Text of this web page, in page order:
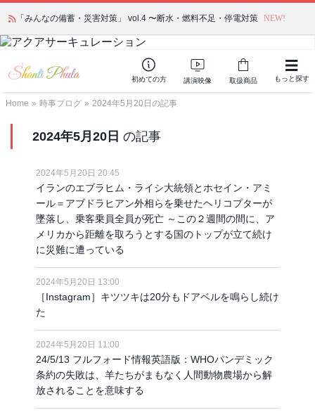
「みんなの備蓄・災害対策」 vol.4 〜断水・燃料不足・停電対策 NEW!
初めての方 講演映像 取扱商品 もっと探す
Home » 時事ブログ » 2024年5月20日の記事
2024年5月20日 の記事
2024年5月20日 20:45
イランのエブラヒム・ライシ大統領とホセイン・アミ
ール＝アブドラヒアン外相らを乗せたヘリコプターが
墜落し、乗客乗員全員が死亡 ～この２週間の間に、ア
メリカから距離を取ろうとする国のトップが立て続け
に災難に遭っている
2024年5月20日 13:00
［Instagram］キツツキは20分もドアベルを鳴らし続け
た
2024年5月20日 11:00
24/5/13 フルフォード情報英語版：WHOパンデミック
条約の失敗は、羊たちがまもなく人間動物農場から解
放されることを意味する